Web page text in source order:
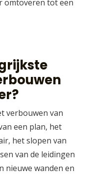
omtoveren tot een
verbouwen van
een plan, het
het slopen van
van de leidingen
nieuwe wanden en